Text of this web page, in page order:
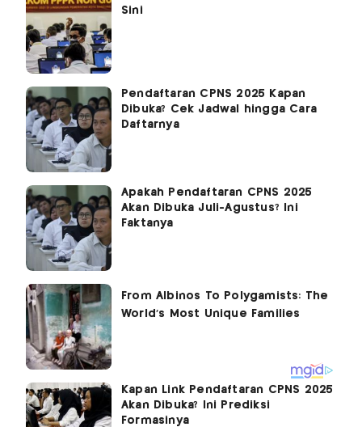
Sini
Pendaftaran CPNS 2025 Kapan
Dibuka? Cek Jadwal hingga Cara
Daftarnya
Apakah Pendaftaran CPNS 2025
Akan Dibuka Juli-Agustus? Ini
Faktanya
Kapan Link Pendaftaran CPNS 2025
Akan Dibuka? Ini Prediksi
Formasinya